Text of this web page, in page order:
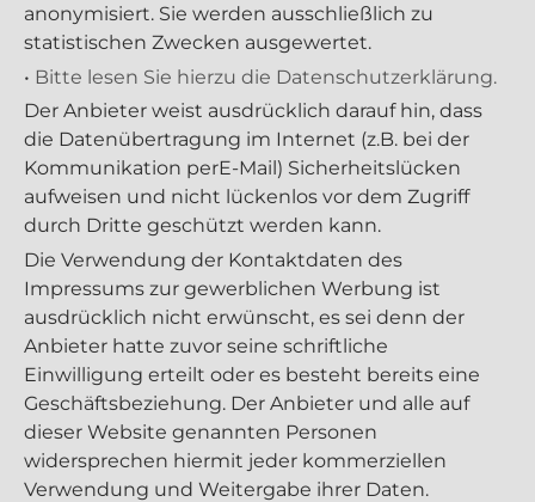
anonymisiert. Sie werden ausschließlich zu
statistischen Zwecken ausgewertet.
• Bitte lesen Sie hierzu die Datenschutzerklärung.
Der Anbieter weist ausdrücklich darauf hin, dass
die Datenübertragung im Internet (z.B. bei der
Kommunikation perE-Mail) Sicherheitslücken
aufweisen und nicht lückenlos vor dem Zugriff
durch Dritte geschützt werden kann.
Die Verwendung der Kontaktdaten des
Impressums zur gewerblichen Werbung ist
ausdrücklich nicht erwünscht, es sei denn der
Anbieter hatte zuvor seine schriftliche
Einwilligung erteilt oder es besteht bereits eine
Geschäftsbeziehung. Der Anbieter und alle auf
dieser Website genannten Personen
widersprechen hiermit jeder kommerziellen
Verwendung und Weitergabe ihrer Daten.